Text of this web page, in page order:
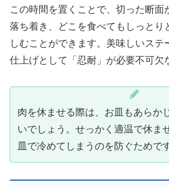
この時間を置くことで、切った断面
落ち着き、どこを食べてもしっとり
しむことができます。美味しいステ
仕上げとして「忍耐」が必要不可欠
肉を休ませる際は、お皿もあらか
いでしょう。せっかく適温で休ま
皿で冷めてしまうのを防ぐためです